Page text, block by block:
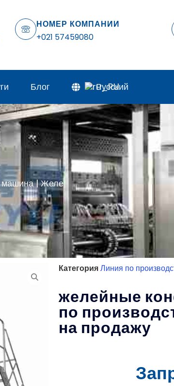
НОМЕР КОМПАНИИ
+021 57459080
Блог Русский
| Желе
КатегорияЛиния по
желейные
по
на продажу